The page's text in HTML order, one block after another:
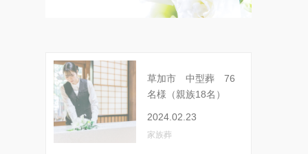
草加市 中型葬 76
名様（親族18名）
2024.02.23
家族葬